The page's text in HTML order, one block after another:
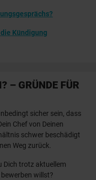
Kündigung
– GRÜNDE FÜR
sicher sein, dass
Chef von Deinen
schwer beschädigt
Weg zurück.
Dich trotz aktuellem
willst?